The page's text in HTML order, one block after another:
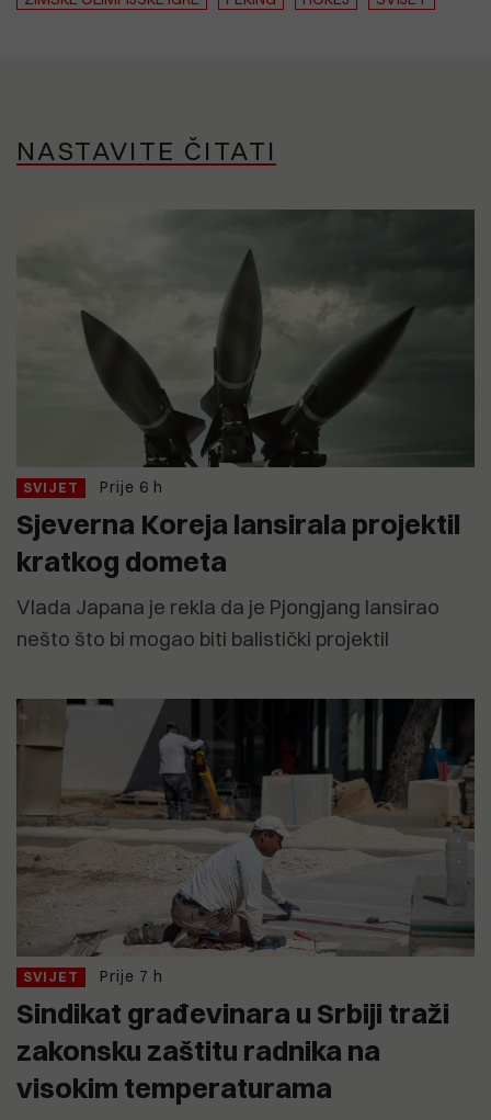
NASTAVITE ČITATI
SVIJET Prije 6 h
Sjeverna Koreja lansirala projektil
kratkog dometa
Vlada Japana je rekla da je Pjongjang lansirao
nešto što bi mogao biti balistički projektil
SVIJET Prije 7 h
Sindikat građevinara u Srbiji traži
zakonsku zaštitu radnika na
visokim temperaturama